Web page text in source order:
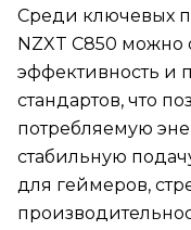
Среди ключевых
NZXT C850 можно
эффективность и
стандартов, что
потребляемую
стабильную
для геймеров,